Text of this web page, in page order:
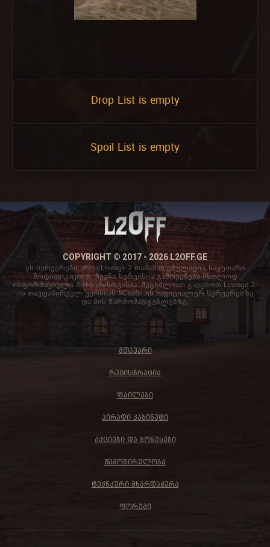
Drop List is empty
Spoil List is empty
COPYRIGHT © 2017 - 2026 L2OFF.GE
ეს სერვერები არის Lineage 2 თამაშის ემულაცია, საკუთარი
მოდიფიკაციით. ჩვენი სერვისის გამოყენება მხოლოდ
ინფორმაციული მიზნებისთვისაა. შეგიძლიათ გაეცნოთ Lineage 2-
ის თავდაპირველ ვერსიას NCsoft- ის ოფიციალურ სერვერებზე
და მის წარმომადგენლებზე.
ᲛᲗᲐᲕᲐᲠᲘ
ᲠᲔᲒᲘᲡᲢᲠᲐᲪᲘᲐ
ᲤᲐᲘᲚᲔᲑᲘ
ᲞᲘᲠᲐᲓᲘ ᲙᲐᲑᲘᲜᲔᲢᲘ
ᲐᲥᲪᲘᲔᲑᲘ ᲓᲐ ᲑᲝᲜᲣᲡᲔᲑᲘ
ᲨᲔᲛᲝᲬᲘᲠᲣᲚᲝᲑᲐ
ᲢᲔᲥᲜᲙᲣᲠᲘ ᲛᲮᲐᲠᲓᲐᲭᲔᲠᲐ
ᲤᲝᲠᲣᲛᲘ